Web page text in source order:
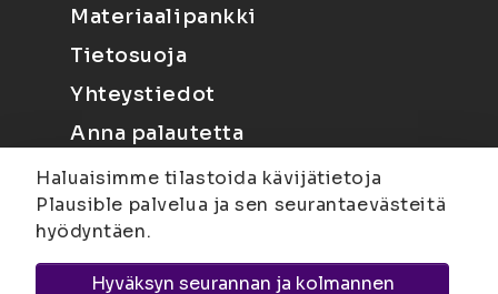
Materiaalipankki
Tietosuoja
Yhteystiedot
Anna palautetta
Haluaisimme tilastoida kävijätietoja
Plausible palvelua ja sen seurantaevästeitä
hyödyntäen.
Hyväksyn seurannan ja kolmannen